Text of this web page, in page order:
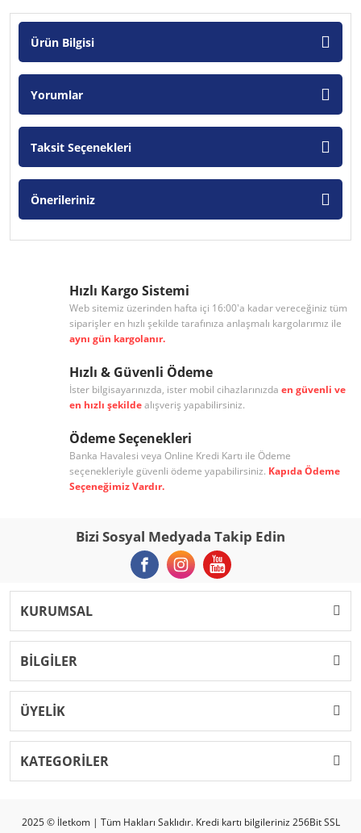
Ürün Bilgisi
Yorumlar
Taksit Seçenekleri
Önerileriniz
Hızlı Kargo Sistemi
Web sitemiz üzerinden hafta içi 16:00'a kadar vereceğiniz tüm
siparişler en hızlı şekilde tarafınıza anlaşmalı kargolarımız ile
aynı gün kargolanır.
Hızlı & Güvenli Ödeme
İster bilgisayarınızda, ister mobil cihazlarınızda en güvenli ve
en hızlı şekildealışveriş yapabilirsiniz.
Ödeme Seçenekleri
Banka Havalesi veya Online Kredi Kartı ile Ödeme
seçenekleriyle güvenli ödeme yapabilirsiniz. Kapıda Ödeme
Seçeneğimiz Vardır.
Bizi Sosyal Medyada Takip Edin
KURUMSAL
BİLGİLER
ÜYELİK
KATEGORİLER
2025 © İletkom | Tüm Hakları Saklıdır. Kredi kartı bilgileriniz 256Bit SSL